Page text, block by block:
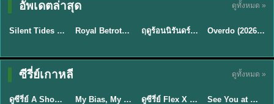
อัพเดตล่าสุด ดูทั้งหมด »
★9.5
พากย์ไทย
Silent Tides คลื่นลมลวง (2025) พากย์ไทย ซับไทย EP.1-31 ★9 Royal Betrothal (2026) สัญญาวิวาห์แห่งราชวงศ์ พากย์ไทย ซับไทย EP1-32 ★8.8 ฤดูร้อนนิรันดร์ (2026) Never-Ending Summer พากย์ไทย EP.1-29
ซับไทย
Overdo (2026) รักเกินแค้น พากย์ไทย ซับไทย EP1-33 (จบ)
ซีรี่ย์เกาหลี ดูทั้งหมด »
★8 EP.16
พากย์ไทย
TH EP. 16
ดูซีรี่ย์ A Shop for Killers 2 ร้านลับนักฆ่า ซีซัน 2 (2026) ซับไทย-พากย์ไทย My Bias, My Boss เมื่อเมนฉันเป็นประธานบริษัท (2026) พากย์ไทย ซับไทย EP.1-12 ★8 EP.16
Sub EP. 16 | TH
ดูซีรี่ย์ Flex X Cop คุณชายสายสืบ (2024) พากย์ไทย-ซับไทย EP.1-16 (จบ) ★9
ซับไทย | พากย์
Sub EP. 8 | TH
See You at Work Tomorrow! เจอกันที่ออฟฟิศพรุ่งนี้นะ พากย์ไทย